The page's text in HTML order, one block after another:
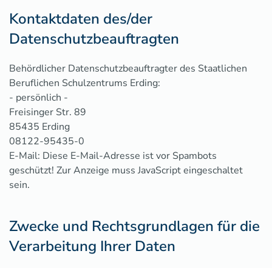
Kontaktdaten des/der
Datenschutzbeauftragten
Behördlicher Datenschutzbeauftragter des Staatlichen
Beruflichen Schulzentrums Erding:
- persönlich -
Freisinger Str. 89
85435 Erding
08122-95435-0
E-Mail: Diese E-Mail-Adresse ist vor Spambots
geschützt! Zur Anzeige muss JavaScript eingeschaltet
sein.
Zwecke und Rechtsgrundlagen für die
Verarbeitung Ihrer Daten